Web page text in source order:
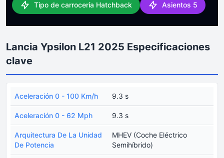
Tipo de carrocería Hatchback Asientos 5
Lancia Ypsilon L21 2025 Especificaciones
clave
Aceleración 0 - 100 Km/h 9.3 s
Aceleración 0 - 62 Mph 9.3 s
Arquitectura De La Unidad
De Potencia
MHEV (Coche Eléctrico
Semihíbrido)